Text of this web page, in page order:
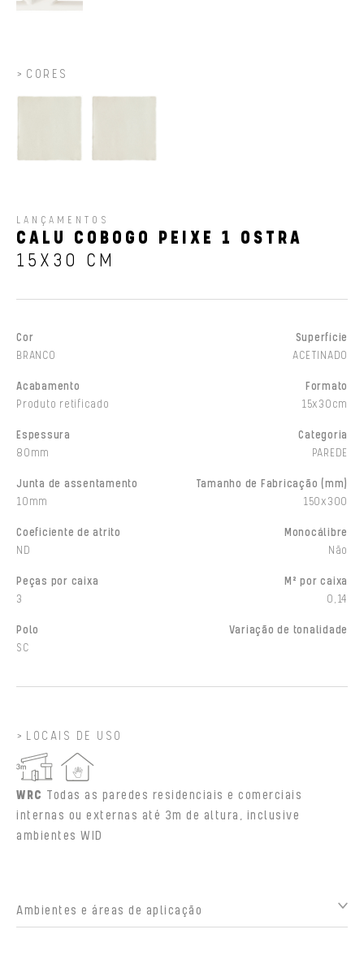
CORES
LANÇAMENTOS
CALU COBOGO PEIXE 1 OSTRA
15X30 CM
Cor
BRANCO
Superfície
ACETINADO
Acabamento
Produto retificado
Formato
15x30cm
Espessura
80mm
Categoria
PAREDE
Junta de assentamento
10mm
Tamanho de Fabricação (mm)
150x300
Coeficiente de atrito
ND
Monocálibre
Não
Peças por caixa
3
M² por caixa
0,14
Polo
SC
Variação de tonalidade
LOCAIS DE USO
WRC Todas as paredes residenciais e comerciais
internas ou externas até 3m de altura, inclusive
ambientes WID
Ambientes e áreas de aplicação